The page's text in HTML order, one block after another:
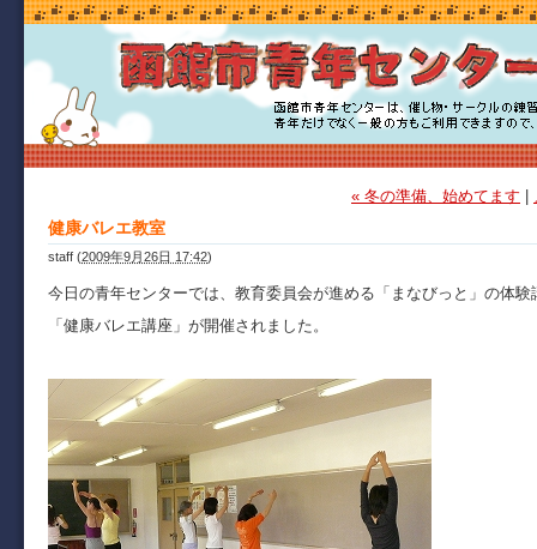
« 冬の準備、始めてます
健康バレエ教室
staff (2009年9月26日 17:42)
今日の青年センターでは、教育委員会が進める「まなびっと」の体験
「健康バレエ講座」が開催されました。